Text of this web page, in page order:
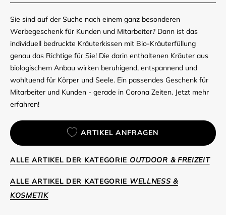
Sie sind auf der Suche nach einem ganz besonderen
Werbegeschenk für Kunden und Mitarbeiter? Dann ist das
individuell bedruckte Kräuterkissen mit Bio-Kräuterfüllung
genau das Richtige für Sie! Die darin enthaltenen Kräuter aus
biologischem Anbau wirken beruhigend, entspannend und
wohltuend für Körper und Seele. Ein passendes Geschenk für
Mitarbeiter und Kunden - gerade in Corona Zeiten. Jetzt mehr
erfahren!
ARTIKEL ANFRAGEN
ALLE ARTIKEL DER KATEGORIE OUTDOOR & FREIZEIT
ALLE ARTIKEL DER KATEGORIE WELLNESS &
KOSMETIK